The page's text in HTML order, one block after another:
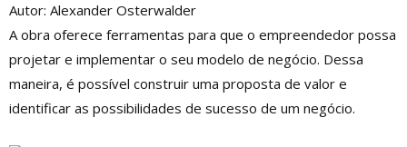
Autor: Alexander Osterwalder
A obra oferece ferramentas para que o empreendedor possa
projetar e implementar o seu modelo de negócio. Dessa
maneira, é possível construir uma proposta de valor e
identificar as possibilidades de sucesso de um negócio.